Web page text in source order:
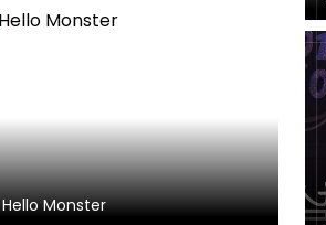
Hello Monster